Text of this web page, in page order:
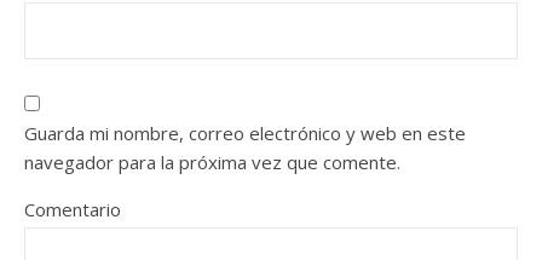
Guarda mi nombre, correo electrónico y web en este
navegador para la próxima vez que comente.
Comentario